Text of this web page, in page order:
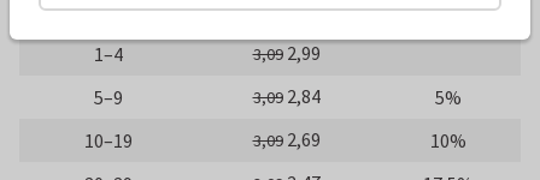
Proefdruk 0,49Gratis
1–4
3,09 2,99
5–9
3,09 2,84
5%
10–19
3,09 2,69
10%